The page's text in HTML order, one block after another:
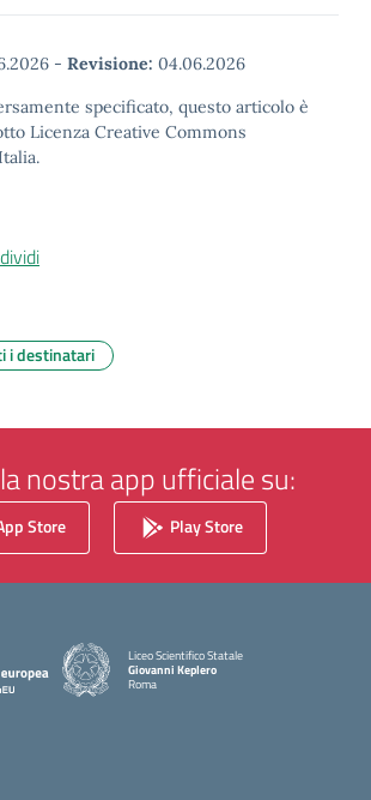
- Revisione: 04.06.2026
specificato, questo articolo è
Licenza Creative Commons
i destinatari
nostra app ufficiale su:
Store Play Store
Liceo Scientifico Statale
Giovanni Keplero
Roma